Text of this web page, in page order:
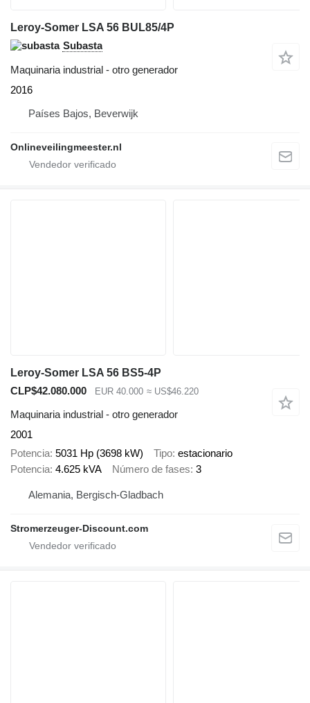
Leroy-Somer LSA 56 BUL85/4P
Subasta
Maquinaria industrial - otro generador
2016
Países Bajos, Beverwijk
Onlineveilingmeester.nl
Leroy-Somer LSA 56 BS5-4P
CLP$42.080.000
EUR 40.000 ≈ US$46.220
Maquinaria industrial - otro generador
2001
Potencia 5031 Hp (3698 kW) Tipo estacionario
Potencia 4.625 kVA Número de fases 3
Alemania, Bergisch-Gladbach
Stromerzeuger-Discount.com